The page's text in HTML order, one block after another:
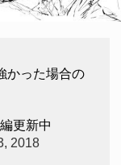
かった場合の
更新中
2018